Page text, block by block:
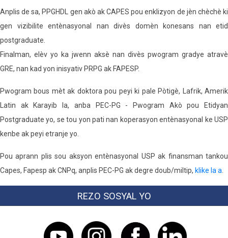
Anplis de sa, PPGHDL gen akò ak CAPES pou enklizyon de jèn chèchè ki
gen vizibilite entènasyonal nan divès domèn konesans nan etid
postgraduate.
Finalman, elèv yo ka jwenn aksè nan divès pwogram gradye atravè
GRE, nan kad yon inisyativ PRPG ak FAPESP.
Pwogram bous mèt ak doktora pou peyi ki pale Pòtigè, Lafrik, Amerik
Latin ak Karayib la, anba PEC-PG - Pwogram Akò pou Etidyan
Postgraduate yo, se tou yon pati nan koperasyon entènasyonal ke USP
kenbe ak peyi etranje yo.
Pou aprann plis sou aksyon entènasyonal USP ak finansman tankou
Capes, Fapesp ak CNPq, anplis PEC-PG ak degre doub/miltip, klike la a
REZO SOSYAL YO